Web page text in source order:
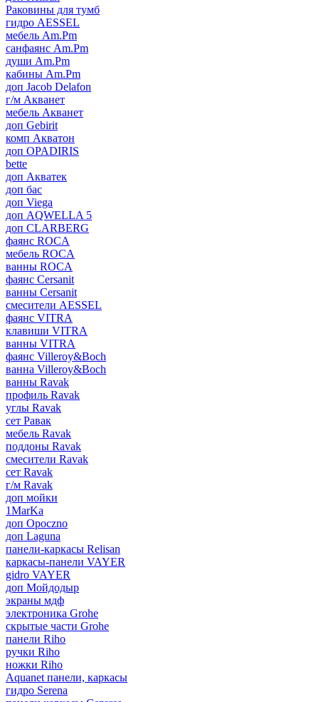
Раковины для тумб
гидро AESSEL
мебель Am.Pm
санфаянс Am.Pm
души Am.Pm
кабины Am.Pm
доп Jacob Delafon
г/м Акванет
мебель Акванет
доп Gebirit
комп Акватон
доп OPADIRIS
bette
доп Акватек
доп бас
доп Viega
доп AQWELLA 5
доп CLARBERG
фаянс ROCA
мебель ROCA
ванны ROCA
фаянс Cersanit
ванны Cersanit
смесители AESSEL
фаянс VITRA
клавиши VITRA
ванны VITRA
фаянс Villeroy&Boch
ванна Villeroy&Boch
ванны Ravak
профиль Ravak
углы Ravak
сет Равак
мебель Ravak
поддоны Ravak
смесители Ravak
сет Ravak
г/м Ravak
доп мойки
1MarKa
доп Opoczno
доп Laguna
панели-каркасы Relisan
каркасы-панели VAYER
gidro VAYER
доп Мойдодыр
экраны мдф
электроника Grohe
скрытые части Grohe
панели Riho
ручки Riho
ножки Riho
Aquanet панели, каркасы
гидро Serena